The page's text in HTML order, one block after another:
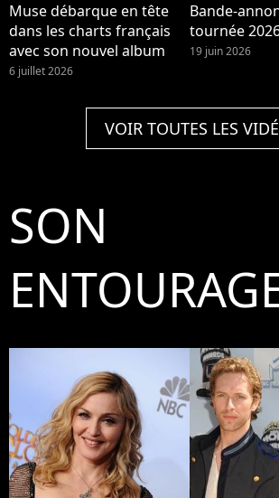
Muse débarque en tête
dans les charts français
avec son nouvel album
6 juillet 2026
Bande-
tournée
19 juin 2026
VOIR TOUTES LES
SON